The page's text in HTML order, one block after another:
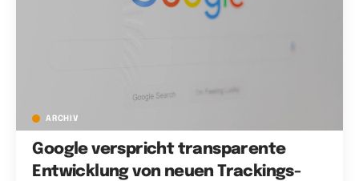
ARCHIV
Google verspricht transparente
Entwicklung von neuen Trackings-